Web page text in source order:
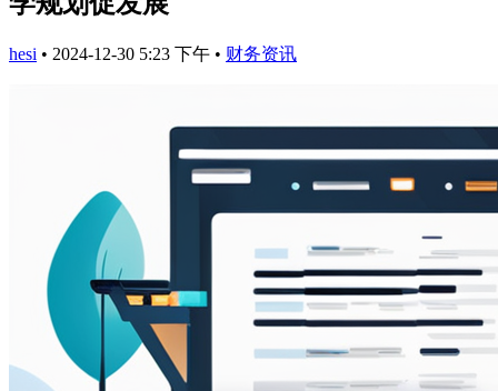
hesi • 2024-12-30 5:23 下午 • 财务资讯